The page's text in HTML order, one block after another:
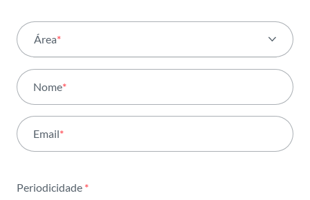
Área*
Atividade
Institucional
Inovação
Nome*
Email*
Periodicidade *